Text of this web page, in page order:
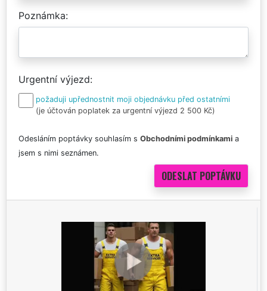
Poznámka
Urgentní výjezd
požaduji upřednostnit moji objednávku před ostatními
(je účtován poplatek za urgentní výjezd 2 500 Kč)
Odesláním poptávky souhlasím s Obchodními podmínkami a
jsem s nimi seznámen.